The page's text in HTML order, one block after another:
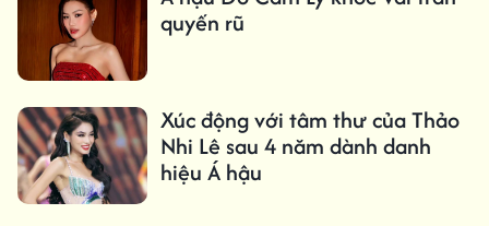
quyến rũ
Xúc động với tâm thư của Thảo
Nhi Lê sau 4 năm dành danh
hiệu Á hậu